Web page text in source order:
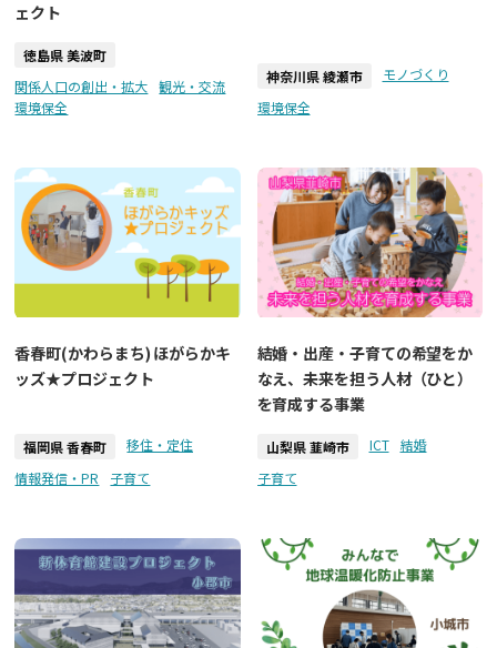
ェクト
徳島県 美波町
関係人口の創出・拡大
観光・交流
環境保全
神奈川県 綾瀬市
モノづくり
環境保全
香春町(かわらまち) ほがらかキ
ッズ★プロジェクト
福岡県 香春町
移住・定住
情報発信・PR
子育て
結婚・出産・子育ての希望をか
なえ、未来を担う人材（ひと）
を育成する事業
山梨県 韮崎市 ICT
結婚
子育て